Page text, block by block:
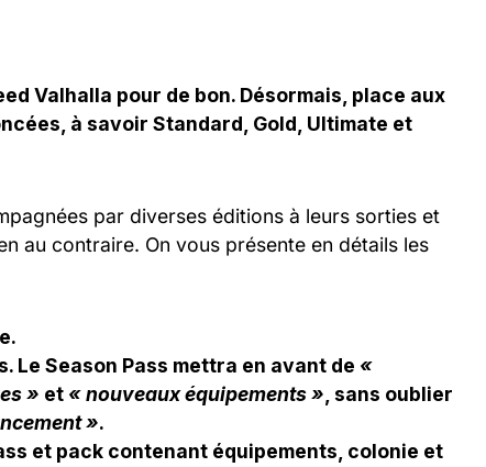
Valhalla pour de bon. Désormais, place aux
à savoir Standard, Gold, Ultimate et
par diverses éditions à leurs sorties et
au contraire. On vous présente en détails les
Le Season Pass mettra en avant de «
» et « nouveaux équipements » , sans oublier
».
et pack contenant équipements, colonie et